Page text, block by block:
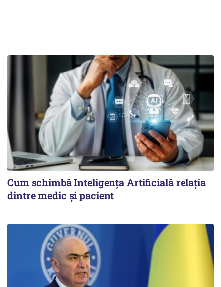
Cum schimbă Inteligența Artificială relația
dintre medic și pacient